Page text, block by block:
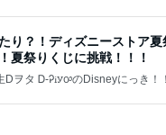
り？！ディズニーストア
夏祭りくじに挑戦！！！